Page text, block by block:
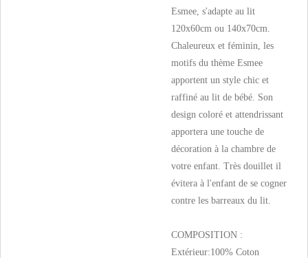
Esmee, s'adapte au lit
120x60cm ou 140x70cm.
Chaleureux et féminin, les
motifs du thème Esmee
apportent un style chic et
raffiné au lit de bébé. Son
design coloré et attendrissant
apportera une touche de
décoration à la chambre de
votre enfant. Très douillet il
évitera à l'enfant de se cogner
contre les barreaux du lit.
COMPOSITION :
Extérieur:100% Coton